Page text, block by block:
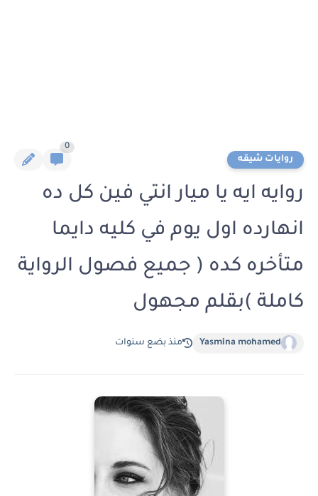
روايات شيقه
0
روايه ايه يا ميار انتي فين كل ده
انهارده اول يوم في كليه دايما
متأخره كده ( جميع فصول الرواية
كاملة )بقلم مجهول
Yasmina mohamed منذ بضع سنوات